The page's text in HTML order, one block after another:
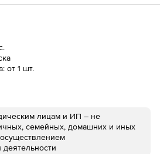
от 1 шт.
лицам и ИП – не
семейных, домашних и иных